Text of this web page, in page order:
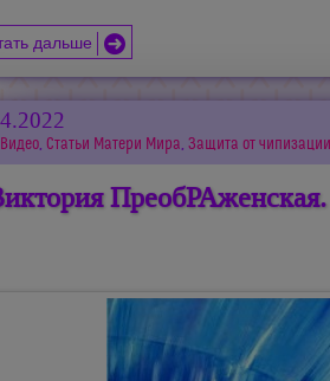
дальше
Видео, Статьи Матери Мира, Защита от чипизации